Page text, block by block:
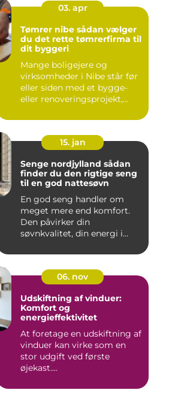
03. apr
Tømrer nibe sådan vælger
du det rette tømrerfirma til
dit byggeri
Mange boligejere og
virksomheder i Nibe står før
eller siden med et bygge-
eller renoveringsprojekt,...
15. jan
Senge nordjylland sådan
finder du den rigtige seng
til en god nattesøvn
En god seng handler om
meget mere end komfort.
Den påvirker din
søvnkvalitet, din energi i
06. nov
Udskiftning af vinduer:
Komfort og
energieffektivitet
At foretage en udskiftning af
vinduer kan virke som en
stor udgift ved første
øjekast....